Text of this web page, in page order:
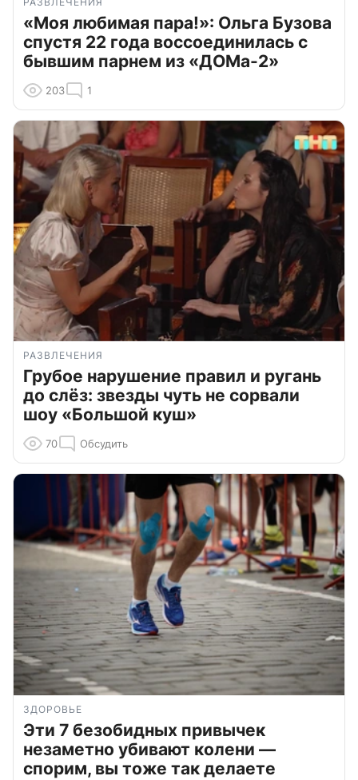
«Моя любимая пара!»: Ольга Бузова
спустя 22 года воссоединилась с
бывшим парнем из «ДОМа-2»
203 1
РАЗВЛЕЧЕНИЯ
Грубое нарушение правил и ругань
до слёз: звезды чуть не сорвали
шоу «Большой куш»
70 Обсудить
ЗДОРОВЬЕ
Эти 7 безобидных привычек
незаметно убивают колени —
спорим, вы тоже так делаете